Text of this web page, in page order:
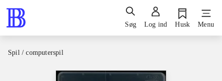
Søg Log ind Husk Menu
Spil / computerspil